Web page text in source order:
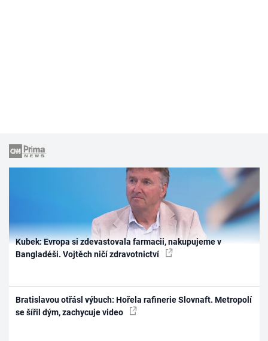
Kubek: Evropa si zdevastovala farmacii, nakupujeme v
Bangladéši. Vojtěch ničí zdravotnictví
Bratislavou otřásl výbuch: Hořela rafinerie Slovnaft. Metropolí
se šířil dým, zachycuje video